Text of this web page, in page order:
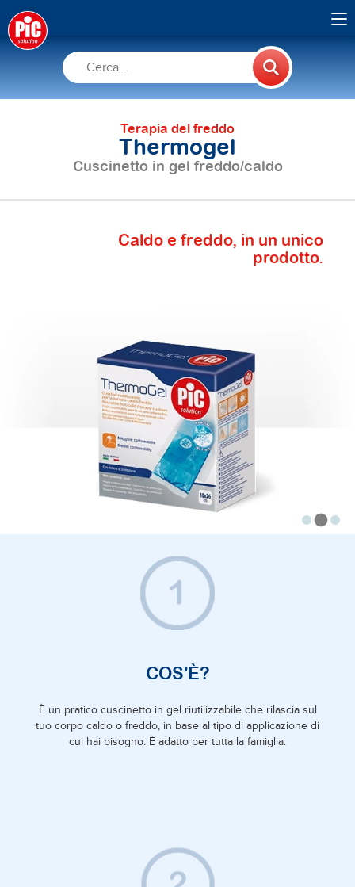
Terapia del freddo
Thermogel
Cuscinetto in gel freddo/caldo
Caldo e freddo, in un unico
prodotto.
COS'È?
È un pratico cuscinetto in gel riutilizzabile che rilascia sul
tuo corpo caldo o freddo, in base al tipo di applicazione di
cui hai bisogno. È adatto per tutta la famiglia.